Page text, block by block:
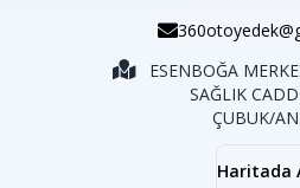
ESENBOĞA
SAĞLIK
ÇUBUK/
Haritada